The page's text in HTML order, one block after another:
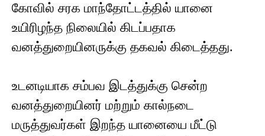
கோவில் சரக மாந்தோட்டத்தில் யானை
உயிரிழந்த நிலையில் கிடப்பதாக
வனத்துறையினருக்கு தகவல் கிடைத்தது.
உடனடியாக சம்பவ இடத்துக்கு சென்ற
வனத்துறையினர் மற்றும் கால்நடை
மருத்துவர்கள் இறந்த யானையை மீட்டு